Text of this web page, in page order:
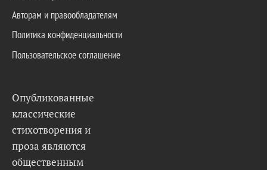
Авторам и правообладателям
Политика конфиденциальности
Пользовательское соглашение
Опубликованные
классические
стихотворения и
проза являются
общественным